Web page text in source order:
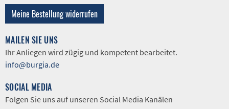
Meine Bestellung widerrufen
MAILEN SIE UNS
Ihr Anliegen wird zügig und kompetent bearbeitet.
info@burgia.de
SOCIAL MEDIA
Folgen Sie uns auf unseren Social Media Kanälen